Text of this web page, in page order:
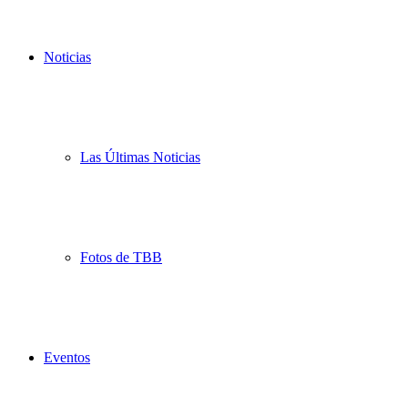
Noticias
Las Últimas Noticias
Fotos de TBB
Eventos